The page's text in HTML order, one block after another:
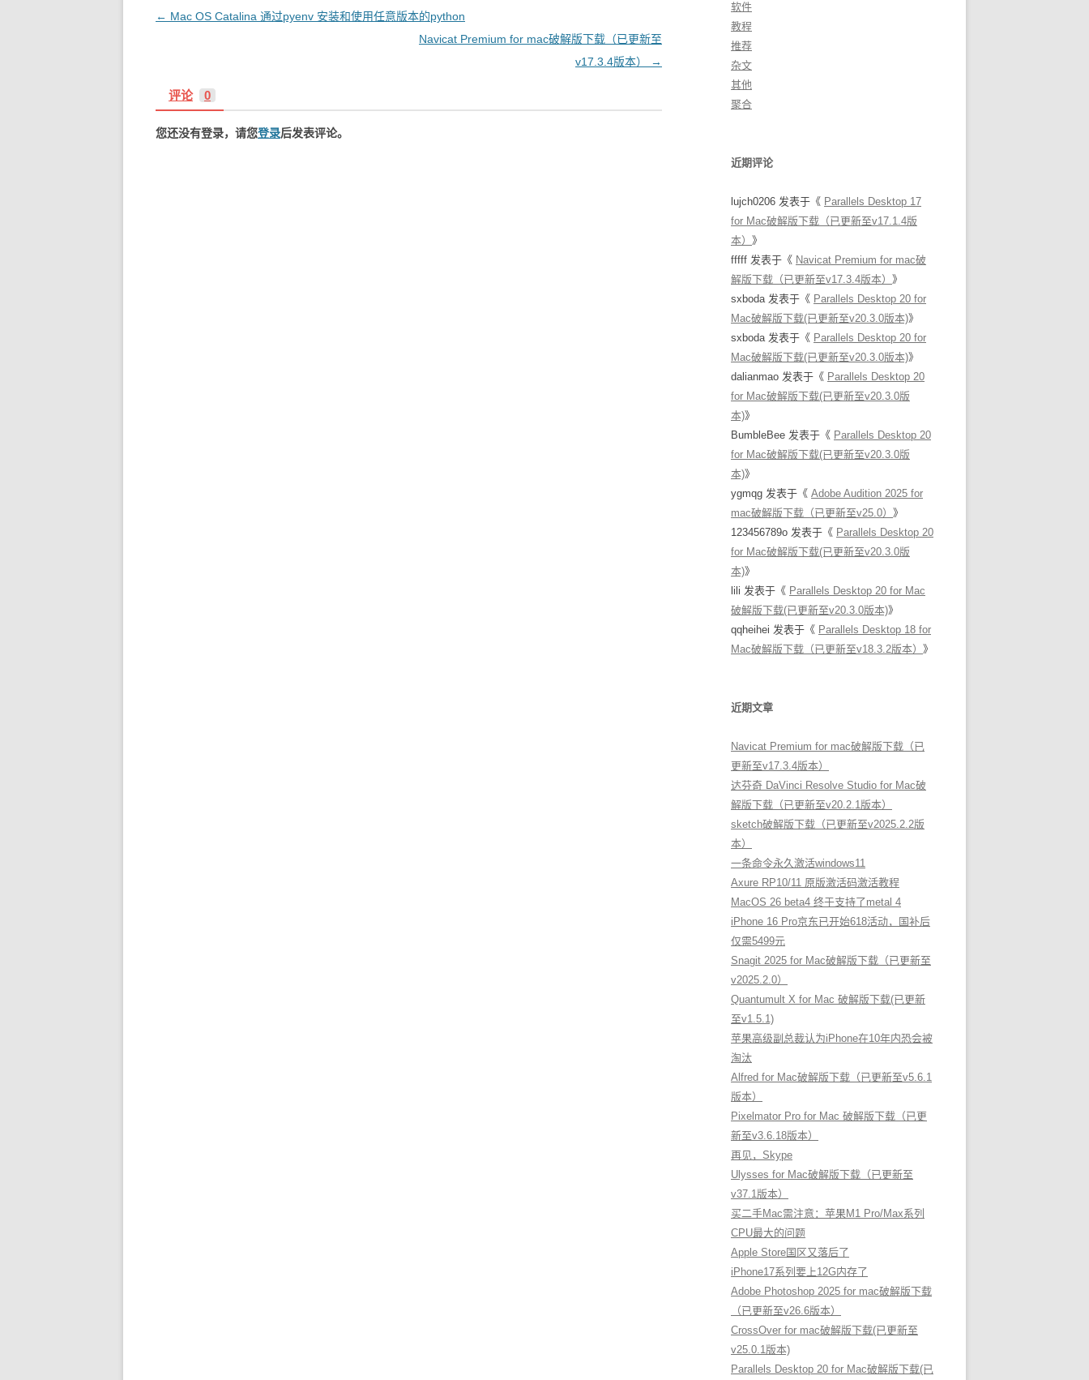
文
← Mac OS Catalina 通过pyenv 安装和使用任意版本的python
Navicat Premium for mac破解版下载（已更新至
v17.3.4版本）
→
评论 0
您还没有登录，请您登录后发表评论。
软件
教程
推荐
杂文
其他
聚合
近期评论
lujch0206 发表于《 Parallels Desktop 17
for Mac破解版下载（已更新至v17.1.4版
本） 》
fffff 发表于《 Navicat Premium for mac破
解版下载（已更新至v17.3.4版本） 》
sxboda发表于《 Parallels Desktop 20 for
Mac破解版下载(已更新至v20.3.0版本)》
sxboda发表于《 Parallels Desktop 20 for
Mac破解版下载(已更新至v20.3.0版本)》
dalianmao 发表于《 Parallels Desktop 20
for Mac破解版下载(已更新至v20.3.0版
本)》
BumbleBee 发表于《 Parallels Desktop 20
for Mac破解版下载(已更新至v20.3.0版
本)》
ygmqg 发表于《 Adobe Audition 2025 for
mac破解版下载（已更新至v25.0） 》
123456789o 发表于《 Parallels Desktop 20
for Mac破解版下载(已更新至v20.3.0版
本)》
lili 发表于《 Parallels Desktop 20 for Mac
破解版下载(已更新至v20.3.0版本)》
qqheihei 发表于《 Parallels Desktop 18 for
Mac破解版下载（已更新至v18.3.2版本） 》
近期文章
Navicat Premium for mac破解版下载（已
更新至v17.3.4版本）
达芬奇 DaVinci Resolve Studio for Mac破
解版下载（已更新至v20.2.1版本）
sketch破解版下载（已更新至v2025.2.2版
本）
一条命令永久激活windows11
Axure RP10/11 原版激活码激活教程
MacOS 26 beta4 终于支持了metal 4
iPhone 16 Pro京东已开始618活动，国补后
仅需5499元
Snagit 2025 for Mac破解版下载（已更新至
v2025.2.0）
Quantumult X for Mac 破解版下载(已更新
至v1.5.1)
苹果高级副总裁认为iPhone在10年内恐会被
淘汰
Alfred for Mac破解版下载（已更新至v5.6.1
版本）
Pixelmator Pro for Mac 破解版下载（已更
新至v3.6.18版本）
再见，Skype
Ulysses for Mac破解版下载（已更新至
v37.1版本）
买二手Mac需注意：苹果M1 Pro/Max系列
CPU最大的问题
Apple Store国区又落后了
iPhone17系列要上12G内存了
Adobe Photoshop 2025 for mac破解版下载
（已更新至v26.6版本）
CrossOver for mac破解版下载(已更新至
v25.0.1版本)
Parallels Desktop 20 for Mac破解版下载(已